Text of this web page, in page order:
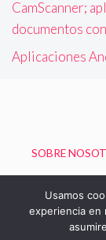
CamScanner;
documentos
Aplicaciones
SOBRE
Usamos
experiencia en